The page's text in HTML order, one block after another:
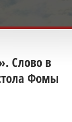
Слово в
Фомы